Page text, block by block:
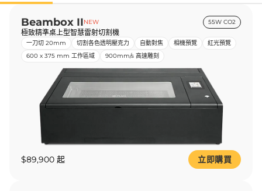
Beambox IINEW 55W CO2
極致精準桌上型智慧雷射切割機
一刀切 20mm 切割各色透明壓克力 自動對焦 相機預覽
紅光預覽
600 x 375 mm 工作區域
900mm/s 高速雕刻
$89,900 起 立即購買